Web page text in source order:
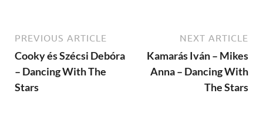
PREVIOUS ARTICLE
Cooky és Szécsi Debóra
– Dancing With The
Stars
NEXT ARTICLE
Kamarás Iván – Mikes
Anna – Dancing With
The Stars